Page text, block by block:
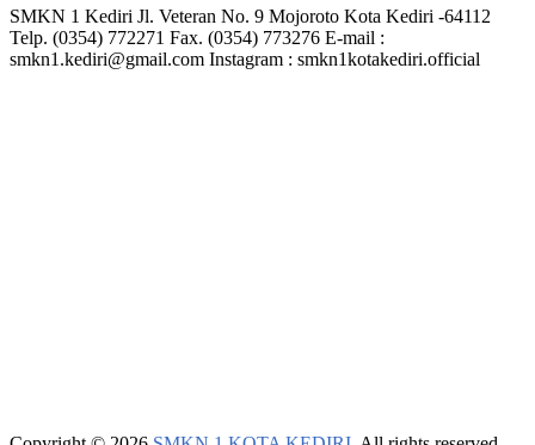
SMKN 1 Kediri Jl. Veteran No. 9 Mojoroto Kota Kediri -64112
Telp. (0354) 772271 Fax. (0354) 773276 E-mail :
smkn1.kediri@gmail.com Instagram : smkn1kotakediri.official